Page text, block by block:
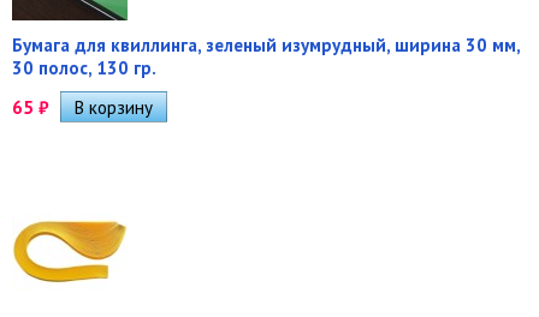
Бумага для квиллинга, зеленый изумрудный, ширина 30 мм,
30 полос, 130 гр.
65 ₽